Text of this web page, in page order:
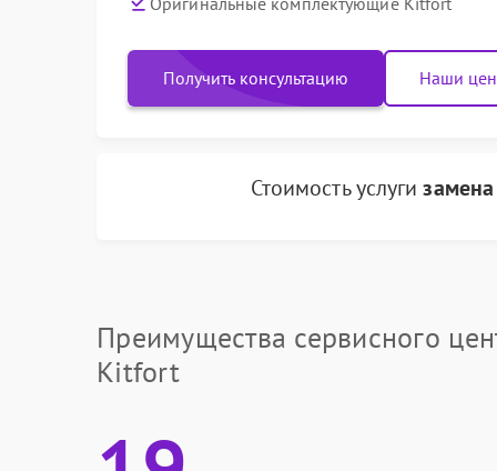
Получить консультацию Наши
Стоимость услугизамена
Преимущества сервисного
Kitfort